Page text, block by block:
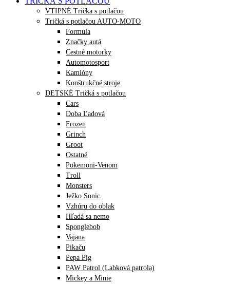
VTIPNÉ Trička s potlačou
Tričká s potlačou AUTO-MOTO
Formula
Značky autá
Cestné motorky
Automotosport
Kamióny
Konštrukčné stroje
DETSKÉ Tričká s potlačou
Cars
Doba Ľadová
Frozen
Grinch
Groot
Ostatné
Pokemoni-Venom
Troll
Monsters
Ježko Sonic
Vzhúru do oblak
Hľadá sa nemo
Sponglebob
Vajana
Pikaču
Pepa Pig
PAW Patrol (Labková patrola)
Mickey a Minie